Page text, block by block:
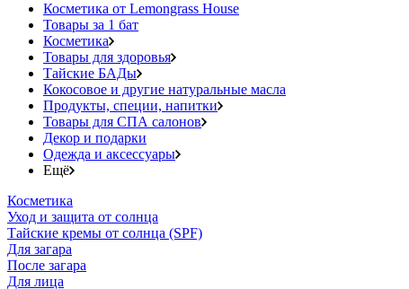
Косметика от Lemongrass House
Товары за 1 бат
Косметика
Товары для здоровья
Тайские БАДы
Кокосовое и другие натуральные масла
Продукты, специи, напитки
Товары для СПА салонов
Декор и подарки
Одежда и аксессуары
Ещё
Косметика
Уход и защита от солнца
Тайские кремы от солнца (SPF)
Для загара
После загара
Для лица